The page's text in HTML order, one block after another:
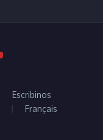
Escribinos
Français